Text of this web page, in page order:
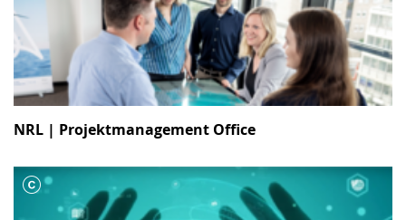
NRL | Projektmanagement Office